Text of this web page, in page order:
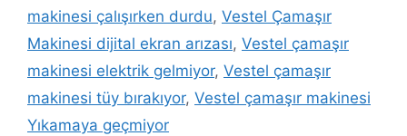
makinesi çalışırken durdu, Vestel Çamaşır
Makinesi dijital ekran arızası, Vestel çamaşır
makinesi elektrik gelmiyor, Vestel çamaşır
makinesi tüy bırakıyor, Vestel çamaşır makinesi
Yıkamaya geçmiyor